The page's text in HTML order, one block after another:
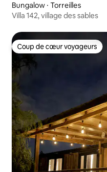
Bungalow ⋅ Torreilles
Villa 142, village des sables
Coup de cœur voyageurs
Coup de cœur voyageurs